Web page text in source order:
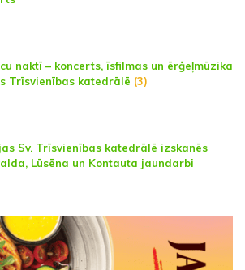
naktī – koncerts, īsfilmas un ērģeļmūzika
Trīsvienības katedrālē (3)
Sv. Trīsvienības katedrālē izskanēs
Lūsēna un Kontauta jaundarbi